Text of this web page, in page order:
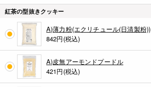
紅茶の型抜きクッキー
A)薄力粉(エクリチュール(日清製粉))
842円(税込)
A)皮無アーモンドプードル
421円(税込)